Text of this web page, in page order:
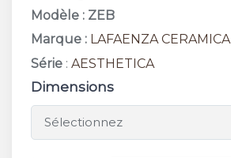
Modèle : ZEB
Marque : LAFAENZA CERAMICA
Série : AESTHETICA
Dimensions